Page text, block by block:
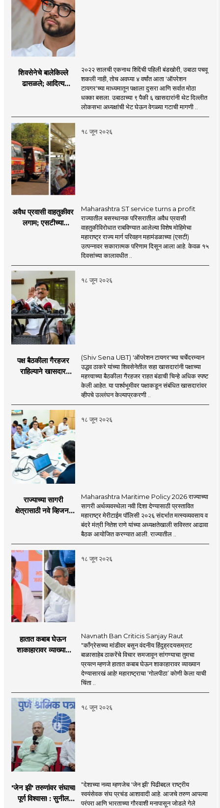
शिवसेनेचे बालेकिल्ले
ढासळले; आदित्य
नेमका कुठे चुकला?
२०२२ सालची एकनाथ शिंदेंची पहिली बंडखोरी, उबाठा पचवू
शकली नाही, तोच अवघ्या ४ वर्षांत आता 'ऑपरेशन
टायगर'च्या माध्यमातून पक्षाला दुसरा आणि सर्वात मोठा
धक्का बसला. उबाठाच्या ९ पैकी ६ खासदारांनी थेट दिल्लीत
लोकसभा अध्यक्षांची भेट घेऊन वेगळ्या गटाची मागणी ..
१८ जून २०२६
अवैध प्रवासी वाहतुकीवर
लगाम; एसटीच्या
Maharashtra ST service turns a profit
राज्यातील बसस्थानक परिसरातील अवैध प्रवासी
वाहतुकीविरोधात राबविण्यात आलेल्या विशेष मोहिमेचा
महाराष्ट्र राज्य मार्ग परिवहन महामंडळाच्या (एसटी)
उत्पन्नावर सकारात्मक परिणाम दिसून आला आहे. केवळ १५
दिवसांच्या कालावधीत ..
१८ जून २०२६
पक्ष बैठकीला गैरहजर
राहिल्याने खासदार
काय सांगतो?
(Shiv Sena UBT) 'ऑपरेशन टायगर'च्या चर्चेदरम्यान
उद्धव ठाकरे यांच्या शिवसेनेतील सहा खासदारांनी पक्षाच्या
महत्त्वाच्या बैठकीला गैरहजर राहत बंडाची चिन्हे अधिक स्पष्ट
केली आहेत. या पार्श्वभूमीवर पक्षाकडून संबंधित खासदारांवर
व्हीपचे उल्लंघन केल्याप्रकरणी ..
१८ जून २०२६
राज्याच्या सागरी
क्षेत्रासाठी नवे व्हिजन;
प्रस्ताव
Maharashtra Maritime Policy 2026 राज्याच्या
सागरी अर्थव्यवस्थेला नवी दिशा देण्यासाठी प्रस्तावित
महाराष्ट्र मेरीटाईम पॉलिसी २०२६ संदर्भात मत्स्यव्यवसाय व
बंदरे मंत्री नितेश राणे यांच्या अध्यक्षतेखाली सविस्तर आढावा
बैठक आयोजित करण्यात आली. राज्यातील ..
१८ जून २०२६
हातात कबाब घेऊन
शाकाहारावर व्याख्यान
Navnath Ban Criticis Sanjay Raut
"काँग्रेसच्या मांडीवर बसून वंदनीय हिंदुह्रदयसम्राट
बाळासाहेब ठाकरेंचे विचार समजावून सांगण्याचा तुमचा
प्रयत्न म्हणजे हातात कबाब घेऊन शाकाहारावर व्याख्यान
देण्यासारखं आहे! महाराष्ट्राचा ‘गोलपीठा’ कोणी केला याची
चिंता ..
१८ जून २०२६
'जेन झी' तरुणांवर संघाचा
पूर्ण विश्वास! : सुनील
"देशाच्या नव्या म्हणजेच 'जेन झी' पिढीबद्दल राष्ट्रीय
स्वयंसेवक संघ प्रचंड आशावादी आहे. आजचे तरुण आपल्या
परंपरा आणि भारताच्या गौरवाशी मनापासून जोडले गेले